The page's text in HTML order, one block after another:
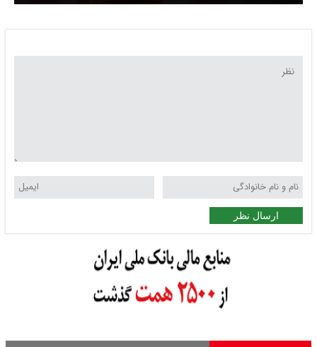
ارسال نظر